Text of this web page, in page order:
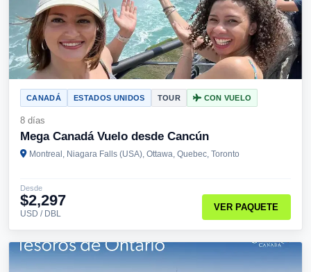
CANADÁ ESTADOS UNIDOS TOUR CON VUELO
8 días
Mega Canadá Vuelo desde Cancún
Montreal, Niagara Falls (USA), Ottawa, Quebec, Toronto
Desde
$2,297
USD / DBL
VER PAQUETE